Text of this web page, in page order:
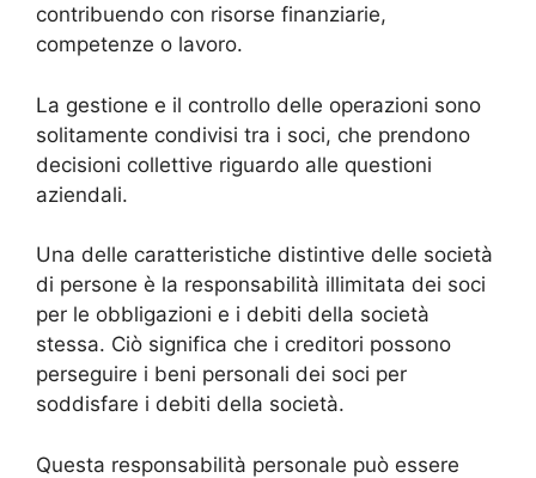
contribuendo con risorse finanziarie,
competenze o lavoro.
La gestione e il controllo delle operazioni sono
solitamente condivisi tra i soci, che prendono
decisioni collettive riguardo alle questioni
aziendali.
Una delle caratteristiche distintive delle società
di persone è la responsabilità illimitata dei soci
per le obbligazioni e i debiti della società
stessa. Ciò significa che i creditori possono
perseguire i beni personali dei soci per
soddisfare i debiti della società.
Questa responsabilità personale può essere